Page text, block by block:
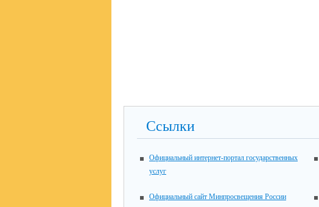
Ссылки
Официальный интернет-портал государственных
услуг
Официальный сайт Минпросвещения России